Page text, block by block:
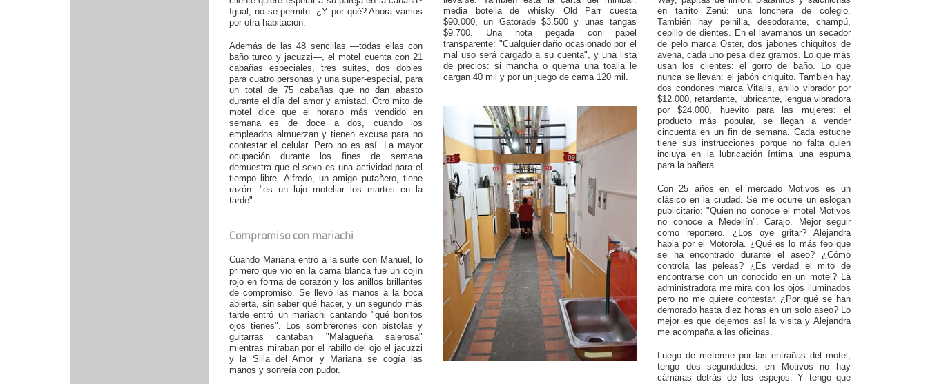
Igual, no se permite. ¿Y por qué? Ahora vamos
por otra habitación.
Además de las 48 sencillas —todas ellas con
baño turco y jacuzzi—, el motel cuenta con 21
cabañas especiales, tres suites, dos dobles
para cuatro personas y una super-especial, para
un total de 75 cabañas que no dan abasto
durante el día del amor y amistad. Otro mito de
motel dice que el horario más vendido en
semana es de doce a dos, cuando los
empleados almuerzan y tienen excusa para no
contestar el celular. Pero no es así. La mayor
ocupación durante los fines de semana
demuestra que el sexo es una actividad para el
tiempo libre. Alfredo, un amigo putañero, tiene
razón: "es un lujo moteliar los martes en la
tarde".
Compromiso con mariachi
Cuando Mariana entró a la suite con Manuel, lo
primero que vio en la cama blanca fue un cojín
rojo en forma de corazón y los anillos brillantes
de compromiso. Se llevó las manos a la boca
abierta, sin saber qué hacer, y un segundo más
tarde entró un mariachi cantando "qué bonitos
ojos tienes". Los sombrerones con pistolas y
guitarras cantaban "Malagueña salerosa"
mientras miraban por el rabillo del ojo el jacuzzi
y la Silla del Amor y Mariana se cogía las
manos y sonreía con pudor.
media botella de whisky Old Parr cuesta
$90.000, un Gatorade $3.500 y unas tangas
$9.700. Una nota pegada con papel
transparente: "Cualquier daño ocasionado por el
mal uso será cargado a su cuenta", y una lista
de precios: si mancha o quema una toalla le
cargan 40 mil y por un juego de cama 120 mil.
en tarrito Zenú: una lonchera de colegio.
También hay peinilla, desodorante, champú,
cepillo de dientes. En el lavamanos un secador
de pelo marca Oster, dos jabones chiquitos de
avena, cada uno pesa diez gramos. Lo que más
usan los clientes: el gorro de baño. Lo que
nunca se llevan: el jabón chiquito. También hay
dos condones marca Vitalis, anillo vibrador por
$12.000, retardante, lubricante, lengua vibradora
por $24.000, huevito para las mujeres: el
producto más popular, se llegan a vender
cincuenta en un fin de semana. Cada estuche
tiene sus instrucciones porque no falta quien
incluya en la lubricación íntima una espuma
para la bañera.
Con 25 años en el mercado Motivos es un
clásico en la ciudad. Se me ocurre un eslogan
publicitario: "Quien no conoce el motel Motivos
no conoce a Medellín". Carajo. Mejor seguir
como reportero. ¿Los oye gritar? Alejandra
habla por el Motorola. ¿Qué es lo más feo que
se ha encontrado durante el aseo? ¿Cómo
controla las peleas? ¿Es verdad el mito de
encontrarse con un conocido en un motel? La
administradora me mira con los ojos iluminados
pero no me quiere contestar. ¿Por qué se han
demorado hasta diez horas en un solo aseo? Lo
mejor es que dejemos así la visita y Alejandra
me acompaña a las oficinas.
Luego de meterme por las entrañas del motel,
tengo dos seguridades: en Motivos no hay
cámaras detrás de los espejos. Y tengo que